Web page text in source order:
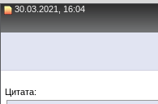
30.03.2021, 16:04
Цитата: